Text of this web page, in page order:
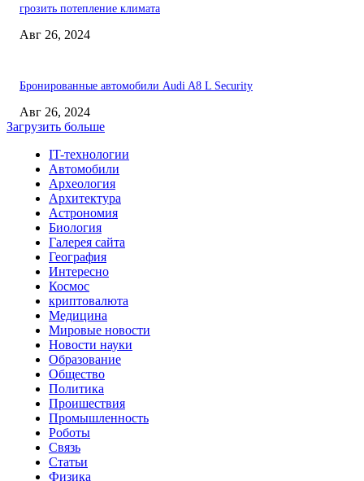
грозить потепление климата
Авг 26, 2024
Бронированные автомобили Audi A8 L Security
Авг 26, 2024
Загрузить больше
IT-технологии
Автомобили
Археология
Архитектура
Астрономия
Биология
Галерея сайта
География
Интересно
Космос
криптовалюта
Медицина
Мировые новости
Новости науки
Образование
Общество
Политика
Проишествия
Промышленность
Роботы
Связь
Статьи
Физика